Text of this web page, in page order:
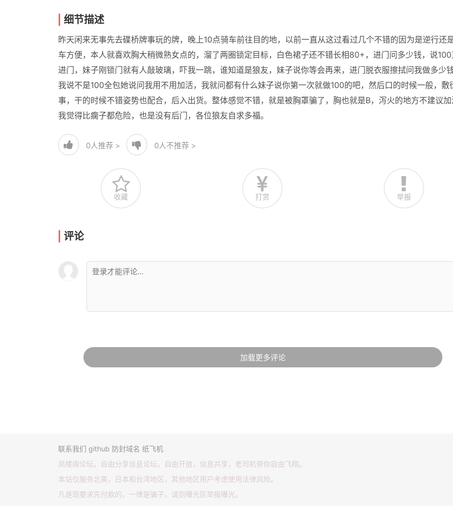
细节描述
昨天闲来无事先去碟桥牌事玩的牌，晚上10点骑车前往目的地，以前一直从这过看过几个不错的因为是逆行还
车方便，本人就喜欢胸大稍微熟女点的，溜了两圈锁定目标，白色裙子还不错长相80+，进门问多少钱，说
进门，妹子刚锁门就有人敲玻璃，吓我一跳，谁知道是狼友，妹子说你等会再来，进门脱衣服擦拭问我做多少
我说不是100全包她说问我用不用加活，我就问都有什么妹子说你第一次就做100的吧，然后口的时候一般，敷
事，干的时候不错姿势也配合，后入出货。整体感觉不错，就是被胸罩骗了，胸也就是B，泻火的地方不建议加
我觉得比瘸子都危险，也是没有后门，各位狼友自求多福。
0人推荐 > 0人不推荐 >
收藏 打赏 举报
评论
加载更多评论
联系我们 github 防封域名 纸飞机
凤楼阁论坛，自由分享信息论坛，自由开放，信息共享，老司机带你自由飞翔。
本站仅服务北美，日本和台湾地区，其他地区用户考虑使用法律风险。
凡是现要求先付款的，一律是骗子，请到曝光区举报曝光。